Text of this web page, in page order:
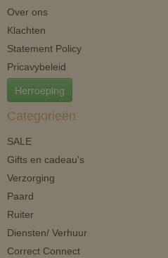
Over ons
Klachten
Statement Policy
Pricavybeleid
Herroeping
Categorieën
SALE
Gifts en cadeau's
Verzorging
Paard
Ruiter
Diensten/ Verhuur
Correct Connect